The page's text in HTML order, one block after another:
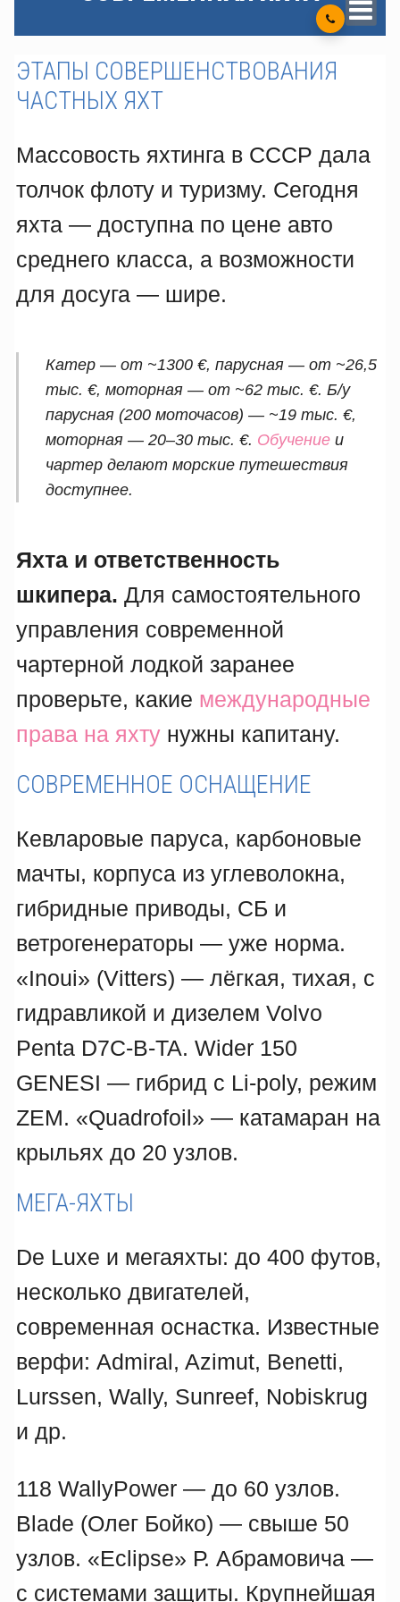
ЭТАПЫ СОВЕРШЕНСТВОВАНИЯ
ЧАСТНЫХ ЯХТ
Массовость яхтинга в СССР дала
толчок флоту и туризму. Сегодня
яхта — доступна по цене авто
среднего класса, а возможности
для досуга — шире.
Катер — от ~1300 €, парусная — от ~26,5
тыс. €, моторная — от ~62 тыс. €. Б/у
парусная (200 моточасов) — ~19 тыс. €,
моторная — 20–30 тыс. €. Обучение и
чартер делают морские путешествия
доступнее.
Яхта и ответственность
шкипера. Для самостоятельного
управления современной
чартерной лодкой заранее
проверьте, какие международные
права на яхту нужны капитану.
СОВРЕМЕННОЕ ОСНАЩЕНИЕ
Кевларовые паруса, карбоновые
мачты, корпуса из углеволокна,
гибридные приводы, СБ и
ветрогенераторы — уже норма.
«Inoui» (Vitters) — лёгкая, тихая, с
гидравликой и дизелем Volvo
Penta D7C-B-TA. Wider 150
GENESI — гибрид с Li-poly, режим
ZEM. «Quadrofoil» — катамаран на
крыльях до 20 узлов.
МЕГА-ЯХТЫ
De Luxe и мегаяхты: до 400 футов,
несколько двигателей,
современная оснастка. Известные
верфи: Admiral, Azimut, Benetti,
Lurssen, Wally, Sunreef, Nobiskrug
и др.
118 WallyPower — до 60 узлов.
Blade (Олег Бойко) — свыше 50
узлов. «Eclipse» Р. Абрамовича —
с системами защиты. Крупнейшая